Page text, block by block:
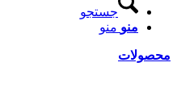
جستجو
منو منو
محصولات